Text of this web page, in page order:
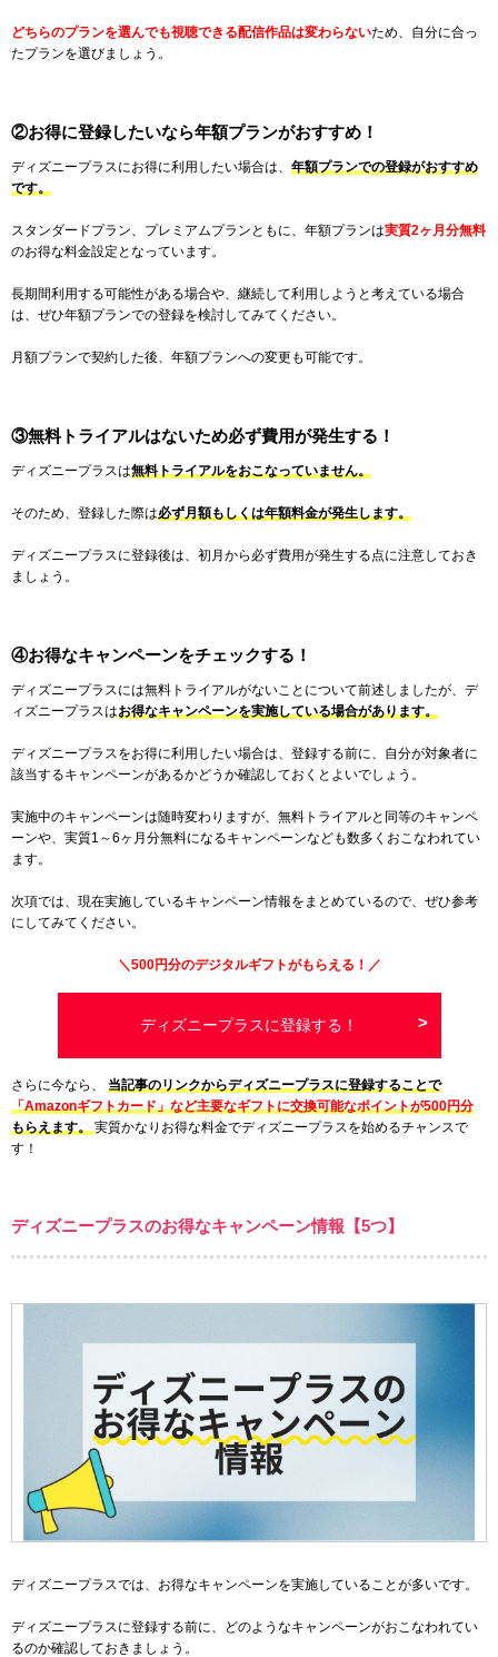
どちらのプランを選んでも視聴できる配信作品は変わらないため、自分に合っ
たプランを選びましょう。
②お得に登録したいなら年額プランがおすすめ！
ディズニープラスにお得に利用したい場合は、 年額プランでの登録がおすすめ
です。
スタンダードプラン、プレミアムプランともに、年額プランは実質2ヶ月分無料
のお得な料金設定となっています。
長期間利用する可能性がある場合や、継続して利用しようと考えている場合
は、ぜひ年額プランでの登録を検討してみてください。
月額プランで契約した後、年額プランへの変更も可能です。
③無料トライアルはないため必ず費用が発生する！
ディズニープラスは無料トライアルをおこなっていません。
そのため、登録した際は必ず月額もしくは年額料金が発生します。
ディズニープラスに登録後は、初月から必ず費用が発生する点に注意しておき
ましょう。
④お得なキャンペーンをチェックする！
ディズニープラスには無料トライアルがないことについて前述しましたが、デ
ィズニープラスはお得なキャンペーンを実施している場合があります。
ディズニープラスをお得に利用したい場合は、登録する前に、自分が対象者に
該当するキャンペーンがあるかどうか確認しておくとよいでしょう。
実施中のキャンペーンは随時変わりますが、無料トライアルと同等のキャンペ
ーンや、実質1～6ヶ月分無料になるキャンペーンなども数多くおこなわれてい
ます。
次項では、現在実施しているキャンペーン情報をまとめているので、ぜひ参考
にしてみてください。
＼500円分のデジタルギフトがもらえる！／
ディズニープラスに登録する！
さらに今なら、 当記事のリンクからディズニープラスに登録することで
「Amazonギフトカード」など主要なギフトに交換可能なポイントが500円分
もらえます。 実質かなりお得な料金でディズニープラスを始めるチャンスで
す！
ディズニープラスのお得なキャンペーン情報【5つ】
ディズニープラスでは、お得なキャンペーンを実施していることが多いです。
ディズニープラスに登録する前に、どのようなキャンペーンがおこなわれてい
るのか確認しておきましょう。